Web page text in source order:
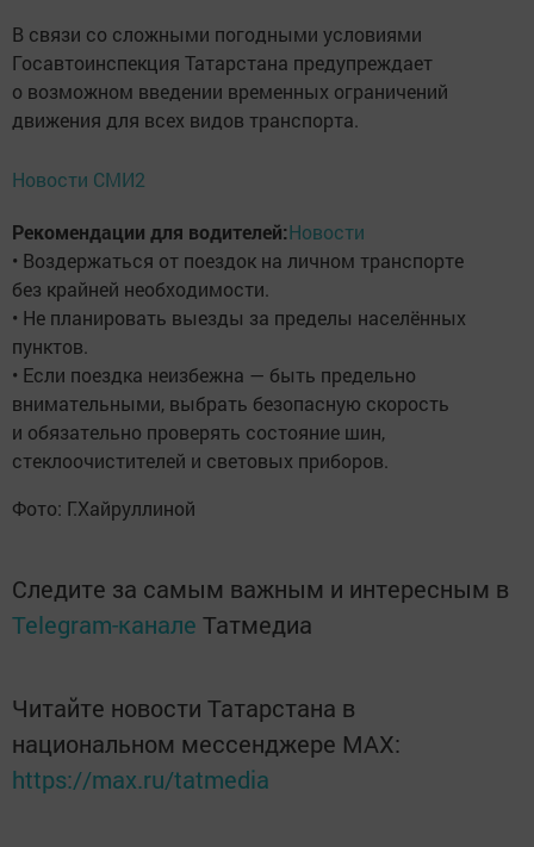
В связи со сложными погодными условиями
Госавтоинспекция Татарстана предупреждает
о возможном введении временных ограничений
движения для всех видов транспорта.
Новости СМИ2
Рекомендации для водителей:Новости
• Воздержаться от поездок на личном транспорте
без крайней необходимости.
• Не планировать выезды за пределы населённых
пунктов.
• Если поездка неизбежна — быть предельно
внимательными, выбрать безопасную скорость
и обязательно проверять состояние шин,
стеклоочистителей и световых приборов.
Фото: Г.Хайруллиной
Следите за самым важным и интересным в
Telegram-канале Татмедиа
Читайте новости Татарстана в
национальном мессенджере MАХ:
https://max.ru/tatmedia